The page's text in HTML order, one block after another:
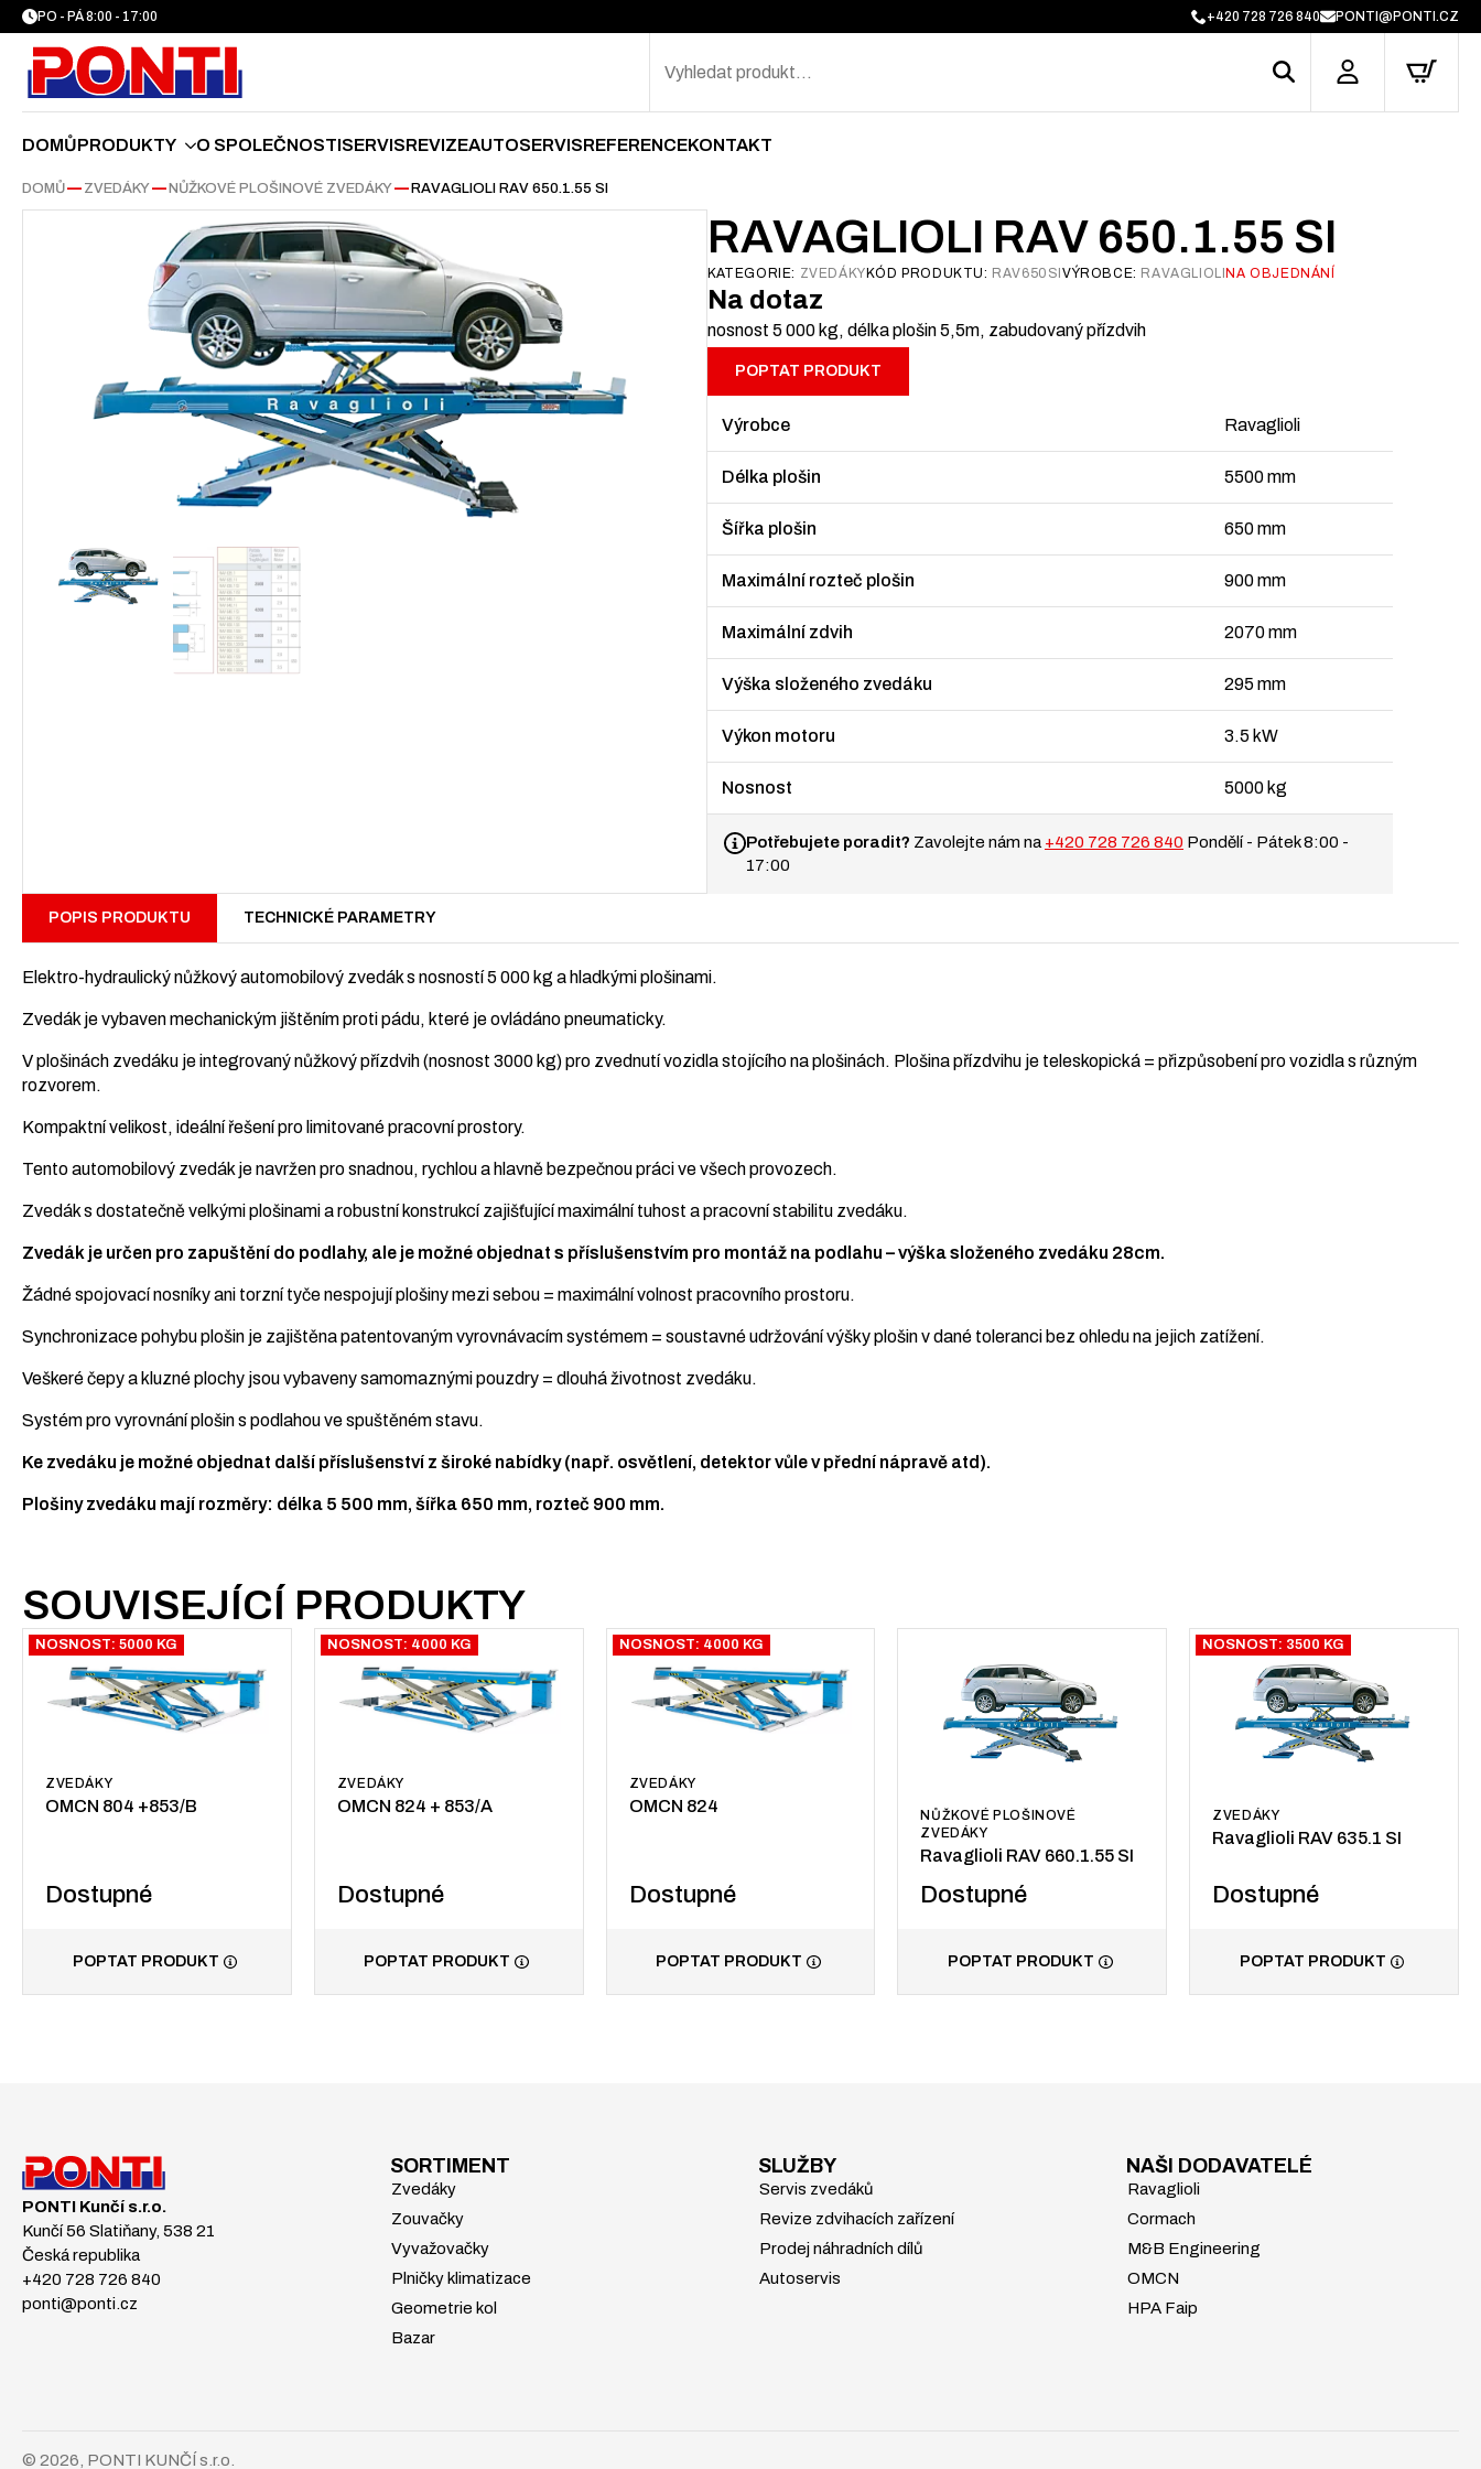
PO - PÁ 8:00 - 17:00 +420 728 726 840 PONTI@PONTI.CZ
DOMŮPRODUKTY O SPOLEČNOSTISERVISREVIZEAUTOSERVISREFERENCEKONTAKT
DOMŮ— ZVEDÁKY—NŮŽKOVÉ PLOŠINOVÉ ZVEDÁKY—RAVAGLIOLI RAV 650.1.55 SI
RAVAGLIOLI RAV 650.1.55 SI
KATEGORIE: ZVEDÁKYKÓD PRODUKTU: RAV650SIVÝROBCE: RAVAGLIOLINA OBJEDNÁNÍ
Na dotaz
nosnost 5 000 kg, délka plošin 5,5m, zabudovaný přízdvih
POPTAT PRODUKT
Výrobce Ravaglioli
Délka plošin 5500 mm
Šířka plošin 650 mm
Maximální rozteč plošin 900 mm
Maximální zdvih 2070 mm
Výška složeného zvedáku 295 mm
Výkon motoru 3.5 kW
Nosnost 5000 kg
Potřebujete poradit? Zavolejte nám na +420 728 726 840 Pondělí - Pátek 8:00 -
17:00
POPIS PRODUKTU TECHNICKÉ PARAMETRY
Elektro-hydraulický nůžkový automobilový zvedák s nosností 5 000 kg a hladkými plošinami.
Zvedák je vybaven mechanickým jištěním proti pádu, které je ovládáno pneumaticky.
V plošinách zvedáku je integrovaný nůžkový přízdvih (nosnost 3000 kg) pro zvednutí vozidla stojícího na plošinách. Plošina přízdvihu je teleskopická = přizpůsobení pro vozidla s různým
rozvorem.
Kompaktní velikost, ideální řešení pro limitované pracovní prostory.
Tento automobilový zvedák je navržen pro snadnou, rychlou a hlavně bezpečnou práci ve všech provozech.
Zvedák s dostatečně velkými plošinami a robustní konstrukcí zajišťující maximální tuhost a pracovní stabilitu zvedáku.
Zvedák je určen pro zapuštění do podlahy, ale je možné objednat s příslušenstvím pro montáž na podlahu – výška složeného zvedáku 28cm.
Žádné spojovací nosníky ani torzní tyče nespojují plošiny mezi sebou = maximální volnost pracovního prostoru.
Synchronizace pohybu plošin je zajištěna patentovaným vyrovnávacím systémem = soustavné udržování výšky plošin v dané toleranci bez ohledu na jejich zatížení.
Veškeré čepy a kluzné plochy jsou vybaveny samomaznými pouzdry = dlouhá životnost zvedáku.
Systém pro vyrovnání plošin s podlahou ve spuštěném stavu.
Ke zvedáku je možné objednat další příslušenství z široké nabídky (např. osvětlení, detektor vůle v přední nápravě atd).
Plošiny zvedáku mají rozměry: délka 5 500 mm, šířka 650 mm, rozteč 900 mm.
SOUVISEJÍCÍ PRODUKTY
NOSNOST: 5000 KG
ZVEDÁKY
OMCN 804 +853/B
Dostupné
POPTAT PRODUKT
NOSNOST: 4000 KG
ZVEDÁKY
OMCN 824 + 853/A
Dostupné
POPTAT PRODUKT
NOSNOST: 4000 KG
ZVEDÁKY
OMCN 824
Dostupné
POPTAT PRODUKT
NŮŽKOVÉ PLOŠINOVÉ
ZVEDÁKY
Ravaglioli RAV 660.1.55 SI
Dostupné
POPTAT PRODUKT
NOSNOST: 3500 KG
ZVEDÁKY
Ravaglioli RAV 635.1 SI
Dostupné
POPTAT PRODUKT
PONTI Kunčí s.r.o.
Kunčí 56 Slatiňany, 538 21
Česká republika
+420 728 726 840
ponti@ponti.cz
SORTIMENT
Zvedáky
Zouvačky
Vyvažovačky
Plničky klimatizace
Geometrie kol
Bazar
SLUŽBY
Servis zvedáků
Revize zdvihacích zařízení
Prodej náhradních dílů
Autoservis
NAŠI DODAVATELÉ
Ravaglioli
Cormach
M&B Engineering
OMCN
HPA Faip
© 2026, PONTI KUNČÍ s.r.o.